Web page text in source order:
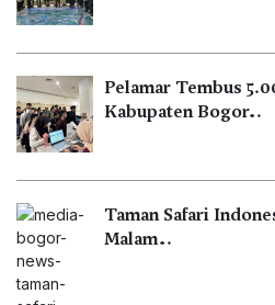
Pelamar Tembus
Kabupaten Bogor…
Taman Safari
Malam…